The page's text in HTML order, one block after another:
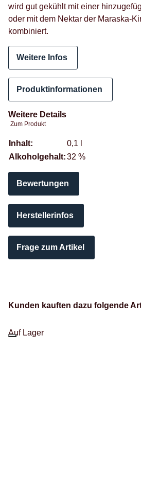
wird gut gekühlt mit einer
oder mit dem Nektar der Maraska-
kombiniert.
Weitere Infos
Produktinformationen
Weitere Details
Zum Produkt
Produkteigenschaft
Wert
Inhalt:
0,1 l
Alkoholgehalt:32 %
Bewertungen
Herstellerinfos
Frage zum Artikel
Kunden kauften dazu folgende
Auf Lager